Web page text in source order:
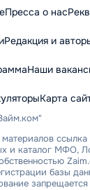
Пресса о нас
Редакция и
Наши
Карта
ссылка
и каталог МФО,
базы